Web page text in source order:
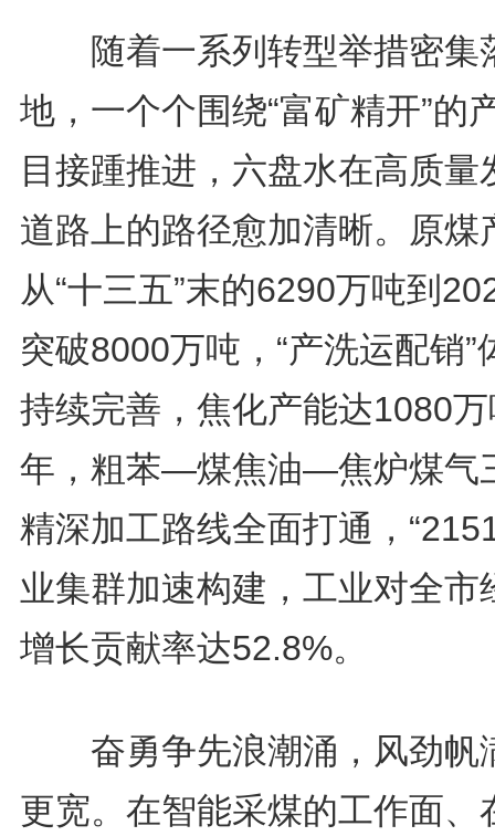
随着一系列转型举措密集
地，一个个围绕“富矿精开”的
目接踵推进，六盘水在高质量
道路上的路径愈加清晰。原煤
从“十三五”末的6290万吨到
突破8000万吨，“产洗运配销”
持续完善，焦化产能达1080
年，粗苯—煤焦油—焦炉煤气
精深加工路线全面打通，
业集群加速构建，工业对全市
增长贡献率达52.8%。
奋勇争先浪潮涌，风劲帆
更宽。在智能采煤的工作面、